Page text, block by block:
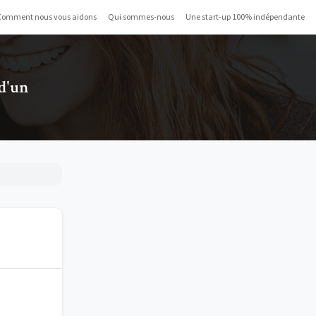
nous vous aidons Qui sommes-nous Une start-up 100% indépendante